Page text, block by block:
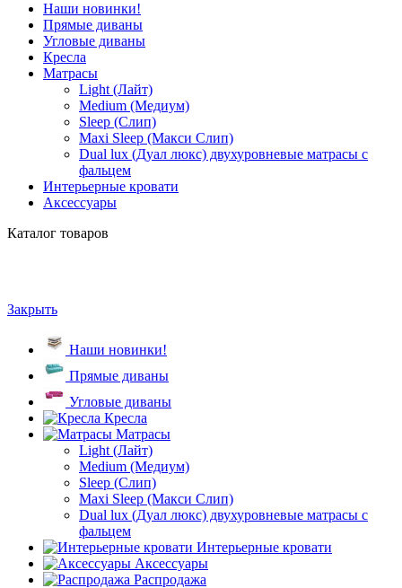
Наши новинки!
Прямые диваны
Угловые диваны
Кресла
Матрасы
Light (Лайт)
Medium (Медиум)
Sleep (Слип)
Maxi Sleep (Макси Слип)
Dual lux (Дуал люкс) двухуровневые матрасы с
фальцем
Интерьерные кровати
Аксессуары
Каталог товаров
Закрыть
Наши новинки!
Прямые диваны
Угловые диваны
Кресла
Матрасы
Light (Лайт)
Medium (Медиум)
Sleep (Слип)
Maxi Sleep (Макси Слип)
Dual lux (Дуал люкс) двухуровневые матрасы с
фальцем
Интерьерные кровати
Аксессуары
Распродажа